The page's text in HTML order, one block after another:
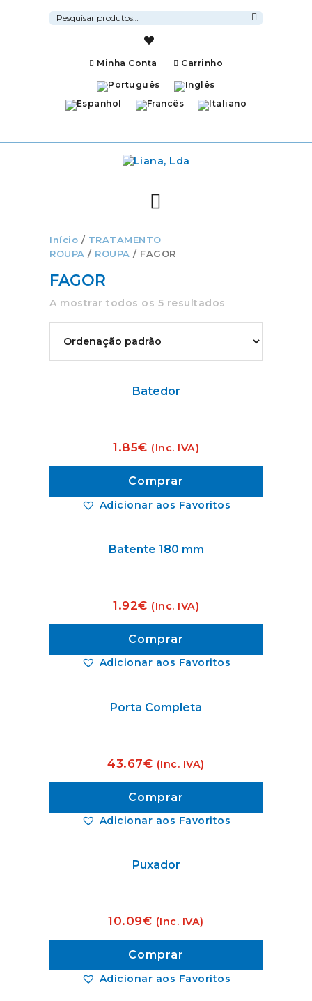
Pesquisar
por:
Minha Conta Carrinho
Início / TRATAMENTO
ROUPA / ROUPA / FAGOR
FAGOR
A mostrar todos os 5 resultados
Adicionar aos Favoritos
Batedor
1.85€ (Inc. IVA)
Comprar
Adicionar aos Favoritos
Batente 180 mm
1.92€ (Inc. IVA)
Comprar
Adicionar aos Favoritos
Porta Completa
43.67€ (Inc. IVA)
Comprar
Adicionar aos Favoritos
Puxador
10.09€ (Inc. IVA)
Comprar